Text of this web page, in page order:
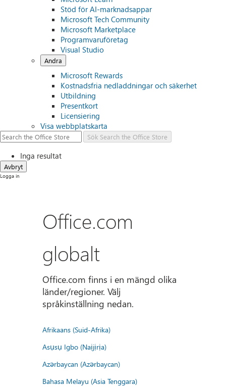
Stöd för AI-marknadsappar
Microsoft Tech Community
Microsoft Marketplace
Programvaruföretag
Visual Studio
Andra
Microsoft Rewards
Kostnadsfria nedladdningar och säkerhet
Utbildning
Presentkort
Licensiering
Visa webbplatskarta
Sök Search the Office Store
Inga resultat
Avbryt
Logga in
Office.com
globalt
Office.com finns i en mängd olika
länder/regioner. Välj
språkinställning nedan.
Afrikaans (Suid-Afrika)
Asụsụ Igbo (Naịjịrịa)
Azərbaycan (Azərbaycan)
Bahasa Melayu (Asia Tenggara)